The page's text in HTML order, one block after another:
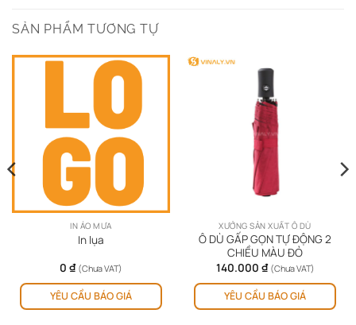
SẢN PHẨM TƯƠNG TỰ
IN ÁO MƯA
In lụa
0 ₫ (Chưa VAT)
YÊU CẦU BÁO GIÁ
XƯỞNG SẢN XUẤT Ô DÙ
Ô DÙ GẤP GỌN TỰ ĐỘNG 2
CHIỀU MÀU ĐỎ
140.000 ₫ (Chưa VAT)
YÊU CẦU BÁO GIÁ